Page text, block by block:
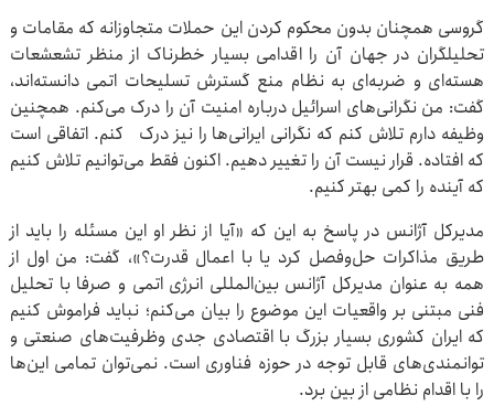
گروسی همچنان بدون محکوم کردن این حملات متجاوزانه که مقامات و
تحلیلگران در جهان آن را اقدامی بسیار خطرناک از منظر تشعشعات
هسته‌ای و ضربه‌ای به نظام منع گسترش تسلیحات اتمی دانسته‌اند،
گفت: من نگرانی‌های اسرائیل درباره امنیت آن را درک می‌کنم. همچنین
وظیفه دارم تلاش کنم که نگرانی ایرانی‌ها را نیز درک کنم. اتفاقی است
که افتاده. قرار نیست آن را تغییر دهیم. اکنون فقط می‌توانیم تلاش کنیم
که آینده را کمی بهتر کنیم.
مدیرکل آژانس در پاسخ به این که «آیا از نظر او این مسئله را باید از
طریق مذاکرات حل‌وفصل کرد یا با اعمال قدرت؟»، گفت: من اول از
همه به عنوان مدیرکل آژانس بین‌المللی انرژی اتمی و صرفا با تحلیل
فنی مبتنی بر واقعیات این موضوع را بیان می‌کنم؛ نباید فراموش کنیم
که ایران کشوری بسیار بزرگ با اقتصادی جدی وظرفیت‌های صنعتی و
توانمندی‌های قابل توجه در حوزه فناوری است. نمی‌توان تمامی این‌ها
را با اقدام نظامی از بین برد.